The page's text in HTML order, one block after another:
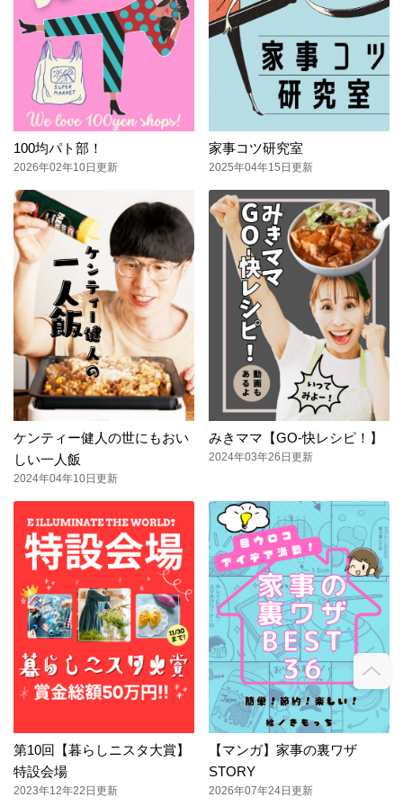
100均パト部！
2026年02年10日更新
家事コツ研究室
2025年04年15日更新
ケンティー健人の世にもおい
しい一人飯
2024年04年10日更新
みきママ【GO-快レシピ！】
2024年03年26日更新
第10回【暮らしニスタ大賞】
特設会場
2023年12年22日更新
【マンガ】家事の裏ワザ
STORY
2026年07年24日更新